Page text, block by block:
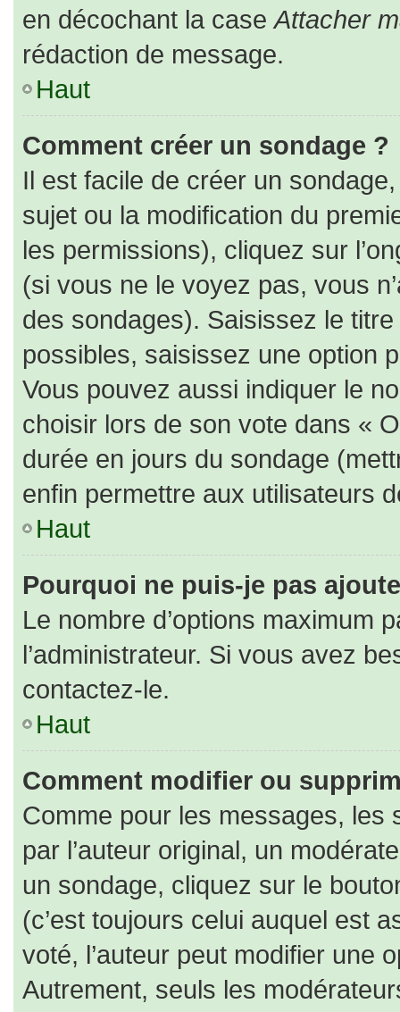
en décochant la caseAttacher
rédaction de message.
Haut
Comment créer un sondage ?
Il est facile de créer un
sujet ou la modification du
les permissions), cliquez sur
(si vous ne le voyez pas, vous
des sondages). Saisissez le
possibles, saisissez une option
Vous pouvez aussi indiquer le
choisir lors de son vote dans «
durée en jours du sondage
enfin permettre aux utilisateurs
Haut
Pourquoi ne puis-je pas
Le nombre d’options maximum
l’administrateur. Si vous avez
contactez-le.
Haut
Comment modifier ou
Comme pour les messages, les
par l’auteur original, un
un sondage, cliquez sur le
(c’est toujours celui auquel est
voté, l’auteur peut modifier une
Autrement, seuls les